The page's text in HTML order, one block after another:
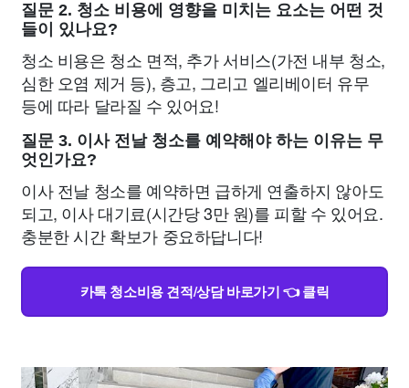
질문 2. 청소 비용에 영향을 미치는 요소는 어떤 것
들이 있나요?
청소 비용은 청소 면적, 추가 서비스(가전 내부 청소,
심한 오염 제거 등), 층고, 그리고 엘리베이터 유무
등에 따라 달라질 수 있어요!
질문 3. 이사 전날 청소를 예약해야 하는 이유는 무
엇인가요?
이사 전날 청소를 예약하면 급하게 연출하지 않아도
되고, 이사 대기료(시간당 3만 원)를 피할 수 있어요.
충분한 시간 확보가 중요하답니다!
카톡 청소비용 견적/상담 바로가기 👈 클릭